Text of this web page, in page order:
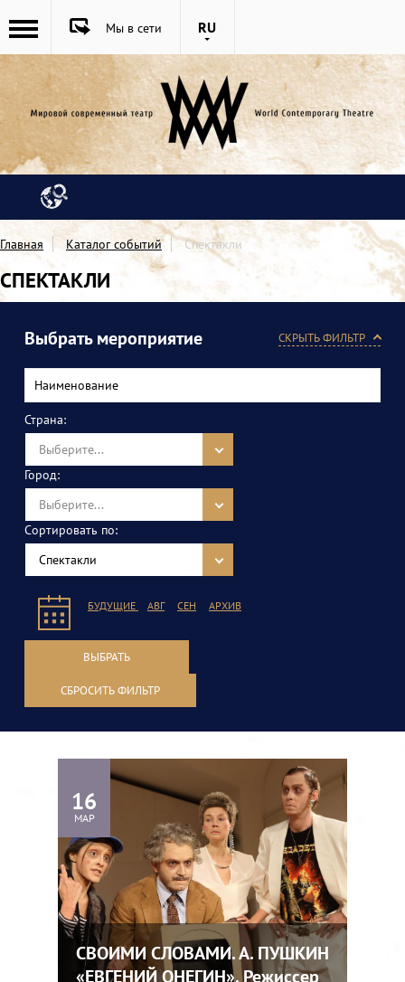
Мы в сети RU
Главная Каталог событий Спектакли
СПЕКТАКЛИ
Выбрать мероприятие СКРЫТЬ ФИЛЬТР
Страна:
Выберите...
Город:
Выберите...
Сортировать по:
Спектакли
БУДУЩИЕ АВГ СЕН АРХИВ
ВЫБРАТЬ
СБРОСИТЬ ФИЛЬТР
16
МАР
СВОИМИ СЛОВАМИ. А. ПУШКИН
«ЕВГЕНИЙ ОНЕГИН». Режиссер